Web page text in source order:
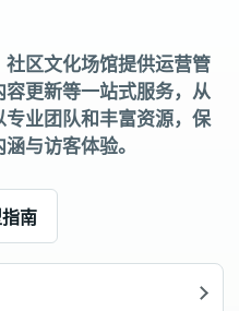
区文化场馆提供运营管
更新等一站式服务，从
专业团队和丰富资源，保
与访客体验。
南